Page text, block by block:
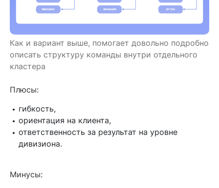
Как и вариант выше, помогает довольно подробно
описать структуру команды внутри отдельного
кластера
Плюсы:
гибкость,
ориентация на клиента,
ответственность за результат на уровне
дивизиона.
Минусы: